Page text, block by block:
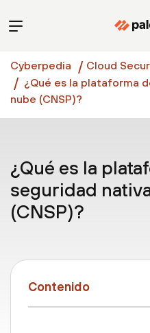
Cyberpedia
Cloud
¿Qué es la plataforma
nube (CNSP)?
¿Qué es la
seguridad
(CNSP)?
Contenido